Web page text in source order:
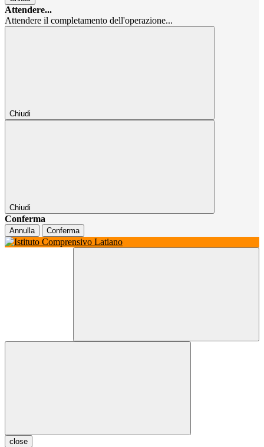
Attendere...
Attendere il completamento dell'operazione...
Chiudi
Chiudi
Conferma
Annulla Conferma
close